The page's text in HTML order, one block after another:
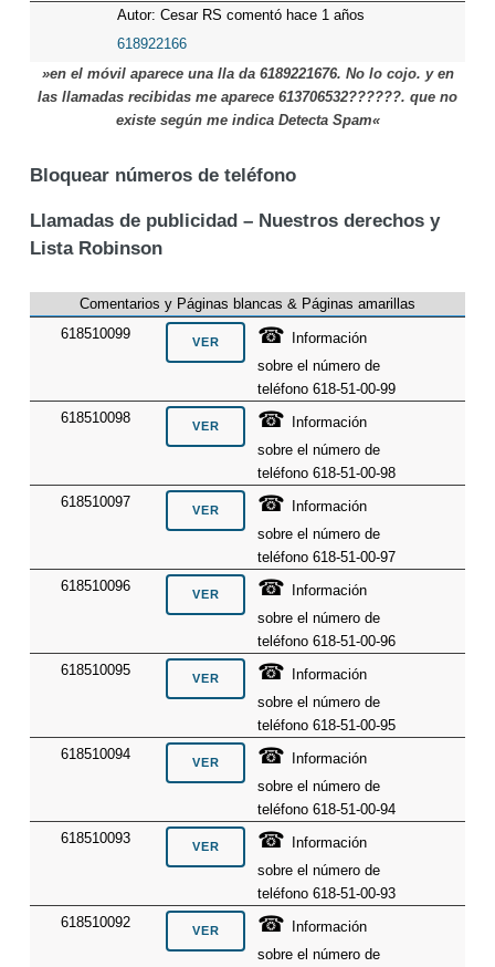
Autor: Cesar RS comentó hace 1 años
618922166
»en el móvil aparece una lla da 6189221676. No lo cojo. y en
las llamadas recibidas me aparece 613706532??????. que no
existe según me indica Detecta Spam«
Bloquear números de teléfono
Llamadas de publicidad – Nuestros derechos y
Lista Robinson
Comentarios y Páginas blancas & Páginas amarillas
618510099
☎
Información
sobre el número de
teléfono 618-51-00-99
618510098
☎
Información
sobre el número de
teléfono 618-51-00-98
618510097
☎
Información
sobre el número de
teléfono 618-51-00-97
618510096
☎
Información
sobre el número de
teléfono 618-51-00-96
618510095
☎
Información
sobre el número de
teléfono 618-51-00-95
618510094
☎
Información
sobre el número de
teléfono 618-51-00-94
618510093
☎
Información
sobre el número de
teléfono 618-51-00-93
618510092
☎
Información
sobre el número de